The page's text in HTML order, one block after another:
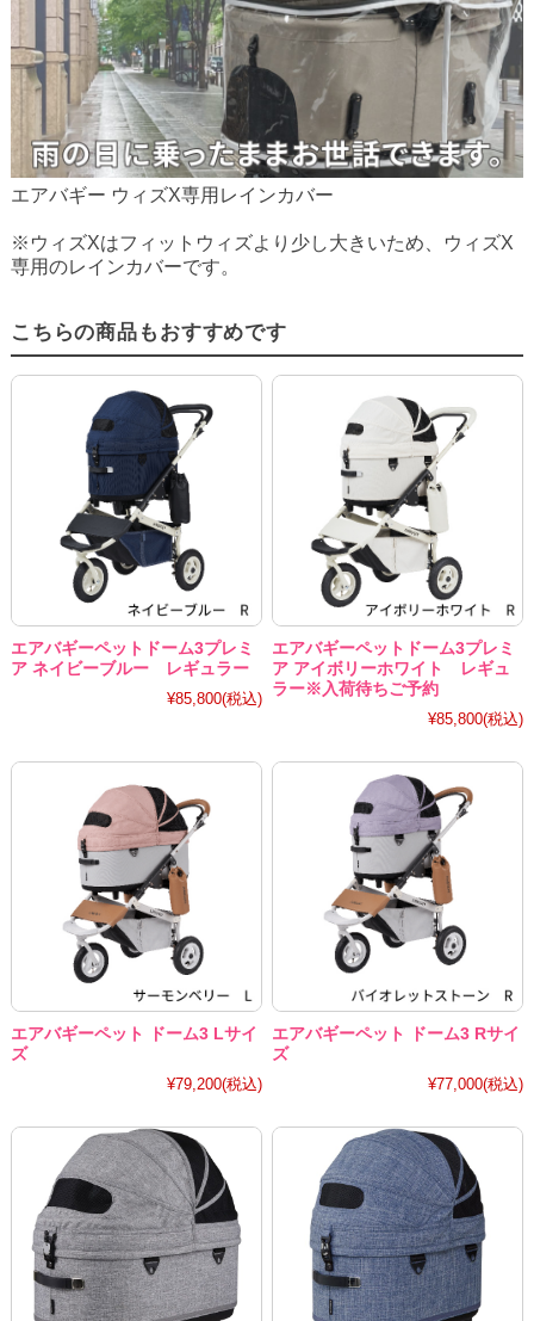
エアバギー ウィズX専用レインカバー
※ウィズXはフィットウィズより少し大きいため、ウィズX
専用のレインカバーです。
こちらの商品もおすすめです
エアバギーペットドーム3プレミ
ア ネイビーブルー レギュラー
¥85,800(税込)
エアバギーペットドーム3プレミ
ア アイボリーホワイト レギュ
ラー※入荷待ちご予約
¥85,800(税込)
エアバギーペット ドーム3 Lサイ
ズ
¥79,200(税込)
エアバギーペット ドーム3 Rサイ
ズ
¥77,000(税込)